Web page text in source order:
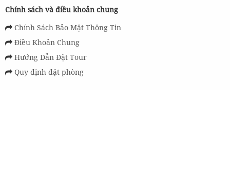
Chính sách và điều khoản chung
Chính Sách Bảo Mật Thông Tin
Điều Khoản Chung
Hướng Dẫn Đặt Tour
Quy định đặt phòng